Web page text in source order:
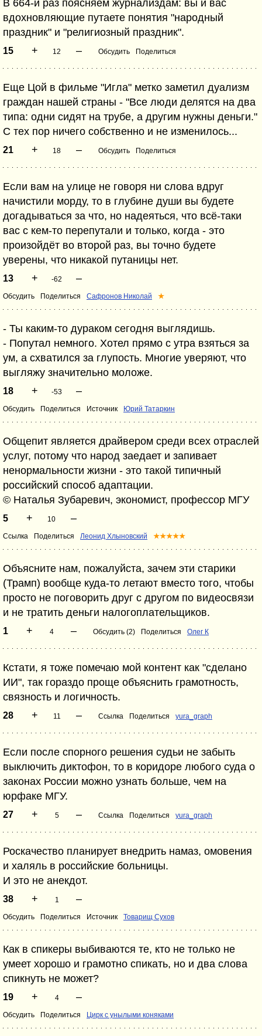
В 664-й раз поясняем журнализдам: вы и вас
вдохновляющие путаете понятия "народный
праздник" и "религиозный праздник".
15 + 12 – Обсудить Поделиться
Еще Цой в фильме "Игла" метко заметил дуализм
граждан нашей страны - "Все люди делятся на два
типа: одни сидят на трубе, а другим нужны деньги."
С тех пор ничего собственно и не изменилось...
21 + 18 – Обсудить Поделиться
Если вам на улице не говоря ни слова вдруг
начистили морду, то в глубине души вы будете
догадываться за что, но надеяться, что всё-таки
вас с кем-то перепутали и только, когда - это
произойдёт во второй раз, вы точно будете
уверены, что никакой путаницы нет.
13 + -62 –
Обсудить Поделиться Сафронов Николай ★
- Ты каким-то дураком сегодня выглядишь.
- Попутал немного. Хотел прямо с утра взяться за
ум, а схватился за глупость. Многие уверяют, что
выгляжу значительно моложе.
18 + -53 –
Обсудить Поделиться Источник Юрий Татаркин
Общепит является драйвером среди всех отраслей
услуг, потому что народ заедает и запивает
ненормальности жизни - это такой типичный
российский способ адаптации.
© Наталья Зубаревич, экономист, профессор МГУ
5 + 10 –
Ссылка Поделиться Леонид Хлыновский ★★★★★
Объясните нам, пожалуйста, зачем эти старики
(Трамп) вообще куда-то летают вместо того, чтобы
просто не поговорить друг с другом по видеосвязи
и не тратить деньги налогоплательщиков.
1 + 4 – Обсудить (2) Поделиться Олег К
Кстати, я тоже помечаю мой контент как "сделано
ИИ", так гораздо проще объяснить грамотность,
связность и логичность.
28 + 11 – Ссылка Поделиться yura_graph
Если после спорного решения судьи не забыть
выключить диктофон, то в коридоре любого суда о
законах России можно узнать больше, чем на
юрфаке МГУ.
27 + 5 – Ссылка Поделиться yura_graph
Роскачество планирует внедрить намаз, омовения
и халяль в российские больницы.
И это не анекдот.
38 + 1 –
Обсудить Поделиться Источник Товарищ Сухов
Как в спикеры выбиваются те, кто не только не
умеет хорошо и грамотно спикать, но и два слова
спикнуть не может?
19 + 4 –
Обсудить Поделиться Цирк с унылыми коняками